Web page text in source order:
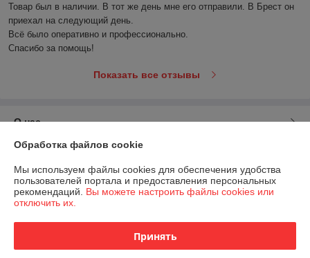
Товар был в наличии. В тот же день мне его отправили. В Брест он
приехал на следующий день.
Всё было оперативно и профессионально.
Спасибо за помощь!
Показать все отзывы
О нас
Доставка и оплата
Полная версия сайта
Обработка файлов cookie
Мы используем файлы cookies для обеспечения удобства
пользователей портала и предоставления персональных
рекомендаций. Вы можете настроить файлы cookies или
отключить их.
Принять